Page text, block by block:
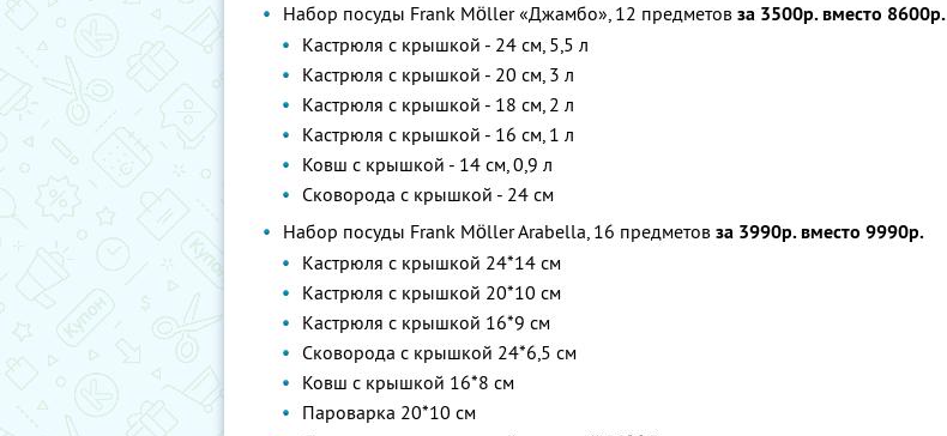
Набор посуды Frank Möller «Джамбо», 12 предметов за 3500р. вместо 8600р.
Кастрюля с крышкой - 24 см, 5,5 л
Кастрюля с крышкой - 20 см, 3 л
Кастрюля с крышкой - 18 см, 2 л
Кастрюля с крышкой - 16 см, 1 л
Ковш с крышкой - 14 см, 0,9 л
Сковорода с крышкой - 24 см
Набор посуды Frank Möller Arabella, 16 предметов за 3990р. вместо 9990р.
Кастрюля с крышкой 24*14 см
Кастрюля с крышкой 20*10 см
Кастрюля с крышкой 16*9 см
Сковорода с крышкой 24*6,5 см
Ковш с крышкой 16*8 см
Пароварка 20*10 см